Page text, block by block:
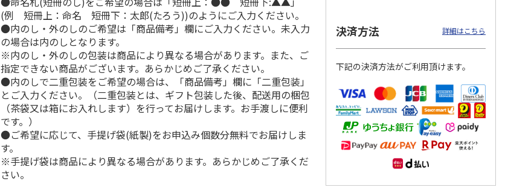
(例 短冊上：命名 短冊下：太郎(たろう))のようにご入力ください。
●内のし・外のしのご希望は「商品備考」欄にご入力ください。未入力
の場合は内のしとなります。
※内のし・外のしの包装は商品により異なる場合があります。また、ご
指定できない商品がございます。あらかじめご了承ください。
●内のしで二重包装をご希望の場合は、「商品備考」欄に「二重包装」
とご入力ください。（二重包装とは、ギフト包装した後、配送用の梱包
（茶袋又は箱にお入れします）を行ってお届けします。お手渡しに便利
です。）
●ご希望に応じて、手提げ袋(紙製)をお申込み個数分無料でお届けしま
す。
※手提げ袋は商品により異なる場合があります。あらかじめご了承くだ
さい。
決済方法 詳細はこちら
下記の決済方法がご利用頂けます。